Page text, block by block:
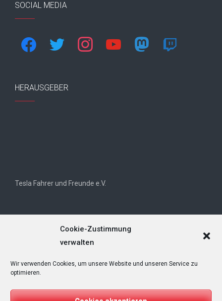
Cookie-Zustimmung
verwalten
Wir verwenden Cookies, um unsere Website und unseren Service zu
optimieren.
SOCIAL MEDIA
facebook twitter instagram youtube mastodon twitch
HERAUSGEBER
Tesla Fahrer und Freunde e.V.
Tesla Owners Club Helvetia (TOCH)